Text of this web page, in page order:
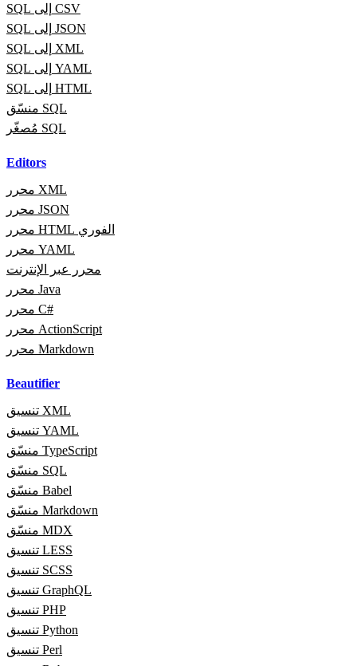
SQL إلى CSV
SQL إلى JSON
SQL إلى XML
SQL إلى YAML
SQL إلى HTML
منسّق SQL
مُصغّر SQL
Editors
محرر XML
محرر JSON
محرر HTML الفوري
محرر YAML
محرر عبر الإنترنت
محرر Java
محرر C#
محرر ActionScript
محرر Markdown
Beautifier
تنسيق XML
تنسيق YAML
منسّق TypeScript
منسّق SQL
منسّق Babel
منسّق Markdown
منسّق MDX
تنسيق LESS
تنسيق SCSS
تنسيق GraphQL
تنسيق PHP
تنسيق Python
تنسيق Perl